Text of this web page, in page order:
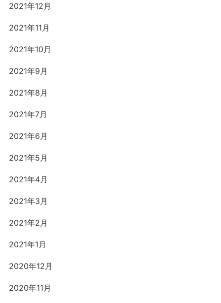
2021年12月
2021年11月
2021年10月
2021年9月
2021年8月
2021年7月
2021年6月
2021年5月
2021年4月
2021年3月
2021年2月
2021年1月
2020年12月
2020年11月